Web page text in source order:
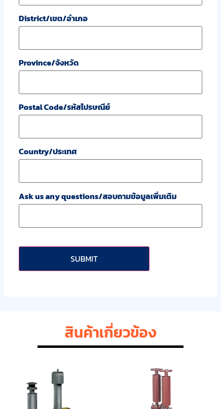
District/เขต/อำเภอ
Province/จังหวัด
Postal Code/รหัสไปรษณีย์
Country/ประเทศ
Ask us any questions/สอบถามข้อมูลเพิ่มเติม
สินค้าเกี่ยวข้อง